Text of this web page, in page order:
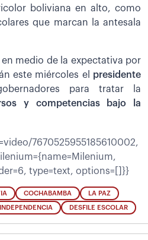
boliviana en alto, como
que marcan la antesala
medio de la expectativa por
este miércoles el presidente
para tratar la
y competencias bajo la
7670525955185610002,
type=text, options=[]}}
COCHABAMBA LA PAZ
INDEPENDENCIA DESFILE ESCOLAR